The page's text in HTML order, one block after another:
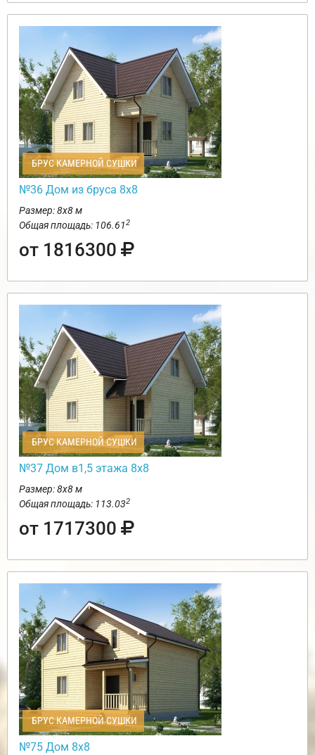
БРУС КАМЕРНОЙ СУШКИ
№36 Дом из бруса 8х8
Размер: 8х8 м
Общая площадь: 106.612
от 1816300
БРУС КАМЕРНОЙ СУШКИ
№37 Дом в1,5 этажа 8х8
Размер: 8х8 м
Общая площадь: 113.032
от 1717300
БРУС КАМЕРНОЙ СУШКИ
№75 Дом 8х8